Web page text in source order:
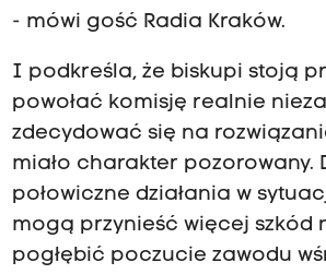
- mówi gość Radia Kraków.
I podkreśla, że biskupi stoją
powołać komisję realnie
zdecydować się na
miało charakter pozorowany.
połowiczne działania w
mogą przynieść więcej szkód
pogłębić poczucie zawodu